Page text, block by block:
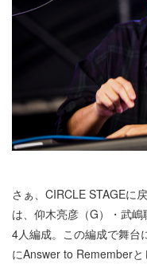
さぁ、CIRCLE STAGEに
は、仰木亮彦（G）・武
4人編成。この編成で舞台
にAnswer to Remember